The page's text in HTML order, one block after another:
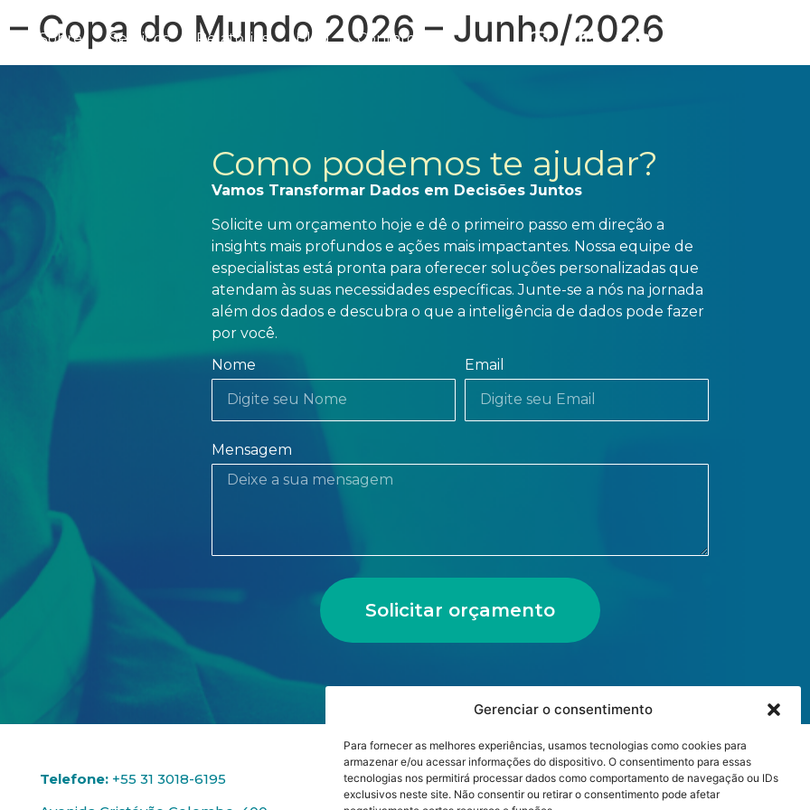
Gerenciar o consentimento
Para fornecer as melhores experiências, usamos tecnologias como cookies para
armazenar e/ou acessar informações do dispositivo. O consentimento para essas
tecnologias nos permitirá processar dados como comportamento de navegação ou IDs
exclusivos neste site. Não consentir ou retirar o consentimento pode afetar
Sobre Serviços Relatórios Blog Contato
Copa do Mundo 2026 – Junho/2026
Como podemos te ajudar?
Vamos Transformar Dados em Decisões Juntos
Solicite um orçamento hoje e dê o primeiro passo em direção a
insights mais profundos e ações mais impactantes. Nossa equipe de
especialistas está pronta para oferecer soluções personalizadas que
atendam às suas necessidades específicas. Junte-se a nós na jornada
além dos dados e descubra o que a inteligência de dados pode fazer
por você.
Nome
Email
Mensagem
Solicitar orçamento
Telefone: +55 31 3018-6195